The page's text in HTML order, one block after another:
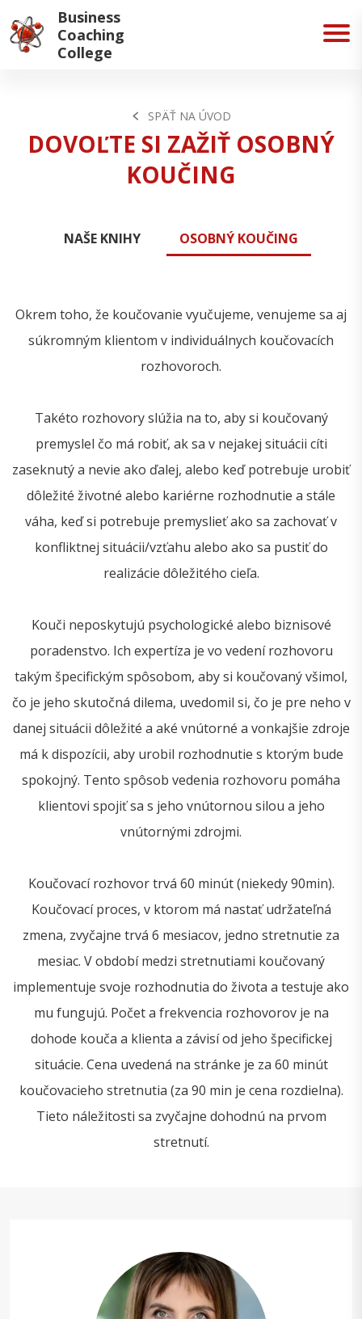
Business
Coaching
College
SPÄŤ NA ÚVOD
DOVOĽTE SI ZAŽIŤ OSOBNÝ
KOUČING
NAŠE KNIHY OSOBNÝ KOUČING
Okrem toho, že koučovanie vyučujeme, venujeme sa aj
súkromným klientom v individuálnych koučovacích
rozhovoroch.
Takéto rozhovory slúžia na to, aby si koučovaný
premyslel čo má robiť, ak sa v nejakej situácii cíti
zaseknutý a nevie ako ďalej, alebo keď potrebuje urobiť
dôležité životné alebo kariérne rozhodnutie a stále
váha, keď si potrebuje premyslieť ako sa zachovať v
konfliktnej situácii/vzťahu alebo ako sa pustiť do
realizácie dôležitého cieľa.
Kouči neposkytujú psychologické alebo biznisové
poradenstvo. Ich expertíza je vo vedení rozhovoru
takým špecifickým spôsobom, aby si koučovaný všimol,
čo je jeho skutočná dilema, uvedomil si, čo je pre neho v
danej situácii dôležité a aké vnútorné a vonkajšie zdroje
má k dispozícii, aby urobil rozhodnutie s ktorým bude
spokojný. Tento spôsob vedenia rozhovoru pomáha
klientovi spojiť sa s jeho vnútornou silou a jeho
vnútornými zdrojmi.
Koučovací rozhovor trvá 60 minút (niekedy 90min).
Koučovací proces, v ktorom má nastať udržateľná
zmena, zvyčajne trvá 6 mesiacov, jedno stretnutie za
mesiac. V období medzi stretnutiami koučovaný
implementuje svoje rozhodnutia do života a testuje ako
mu fungujú. Počet a frekvencia rozhovorov je na
dohode kouča a klienta a závisí od jeho špecifickej
situácie. Cena uvedená na stránke je za 60 minút
koučovacieho stretnutia (za 90 min je cena rozdielna).
Tieto náležitosti sa zvyčajne dohodnú na prvom
stretnutí.